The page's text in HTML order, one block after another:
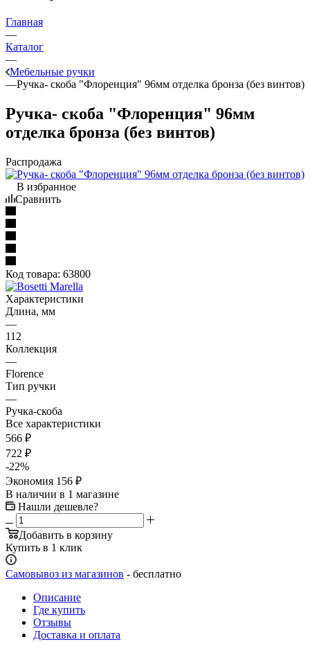
Главная
—
Каталог
—
Мебельные ручки
—Ручка- скоба "Флоренция" 96мм отделка бронза (без винтов)
Ручка- скоба "Флоренция" 96мм
отделка бронза (без винтов)
Распродажа
В избранное
Сравнить
Код товара: 63800
Характеристики
Длина, мм
—
112
Коллекция
—
Florence
Тип ручки
—
Ручка-скоба
Все характеристики
566 ₽
722 ₽
-22%
Экономия 156 ₽
В наличии в 1 магазине
Нашли дешевле?
Добавить в корзину
Купить в 1 клик
Самовывоз из магазинов - бесплатно
Описание
Где купить
Отзывы
Доставка и оплата